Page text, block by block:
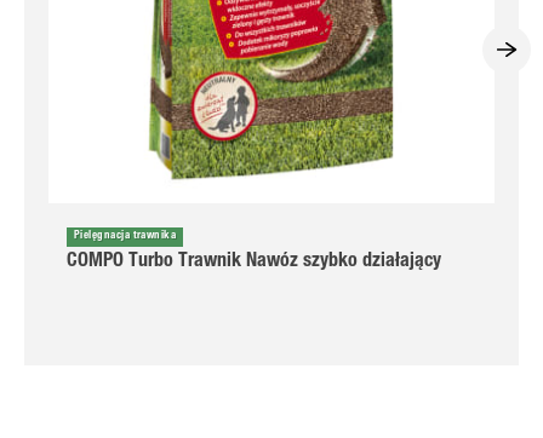
Pielęgnacja trawnika
COMPO Turbo Trawnik Nawóz szybko działający